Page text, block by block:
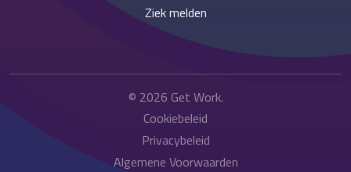
Ziek melden
© 2026 Get Work.
Cookiebeleid
Privacybeleid
Algemene Voorwaarden